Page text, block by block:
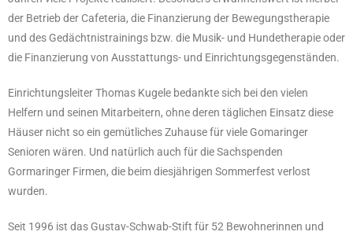
der Betrieb der Cafeteria, die Finanzierung der Bewegungstherapie
und des Gedächtnistrainings bzw. die Musik- und Hundetherapie oder
die Finanzierung von Ausstattungs- und Einrichtungsgegenständen.
Einrichtungsleiter Thomas Kugele bedankte sich bei den vielen
Helfern und seinen Mitarbeitern, ohne deren täglichen Einsatz diese
Häuser nicht so ein gemütliches Zuhause für viele Gomaringer
Senioren wären. Und natürlich auch für die Sachspenden
Gormaringer Firmen, die beim diesjährigen Sommerfest verlost
wurden.
Seit 1996 ist das Gustav-Schwab-Stift für 52 Bewohnerinnen und